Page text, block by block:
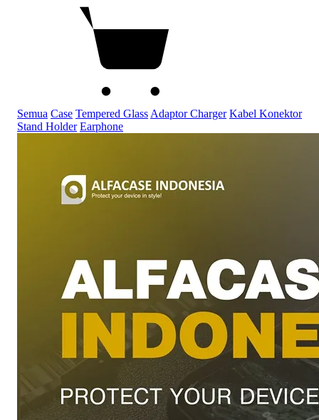
Semua Case Tempered Glass Adaptor Charger Kabel Konektor
Stand Holder Earphone